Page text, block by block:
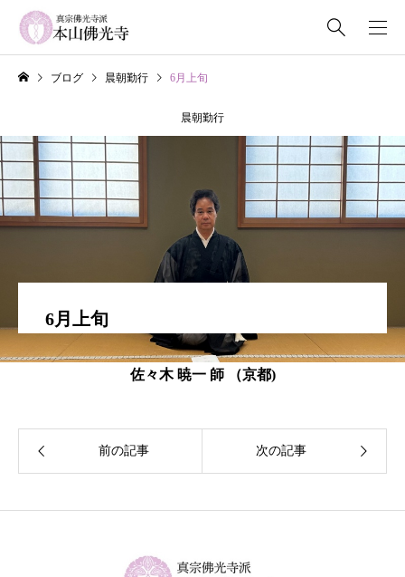
ブログ 晨朝勤行 6月上旬
晨朝勤行
6月上旬
佐々木 暁一 師 （京都)